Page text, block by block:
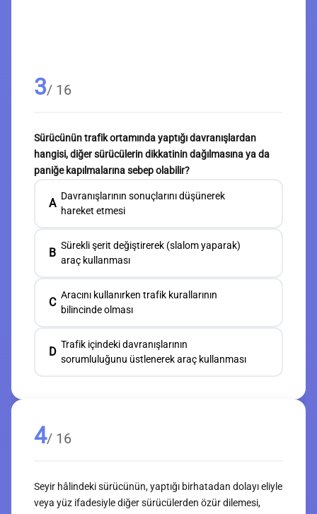
3/ 16
Sürücünün trafik ortamında yaptığı davranışlardan
hangisi, diğer sürücülerin dikkatinin dağılmasına ya da
paniğe kapılmalarına sebep olabilir?
A
Davranışlarının sonuçlarını düşünerek
hareket etmesi
B
Sürekli şerit değiştirerek (slalom yaparak)
araç kullanması
C
Aracını kullanırken trafik kurallarının
bilincinde olması
D
Trafik içindeki davranışlarının
sorumluluğunu üstlenerek araç kullanması
4/ 16
Seyir hâlindeki sürücünün, yaptığı birhatadan dolayı eliyle
veya yüz ifadesiyle diğer sürücülerden özür dilemesi,